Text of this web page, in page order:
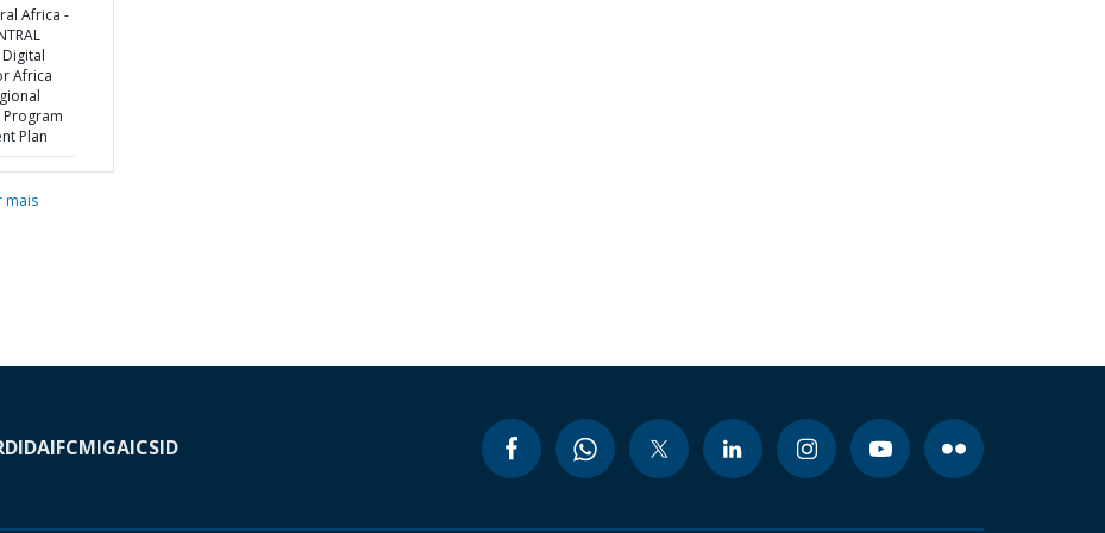
Africa -
Digital
Africa
Plan
mais
IDAIFCMIGAICSID